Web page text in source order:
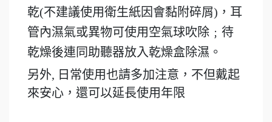
乾(不建議使用衛生紙因會黏附碎屑)，耳
管內濕氣或異物可使用空氣球吹除﹔待
乾燥後連同助聽器放入乾燥盒除濕。
另外, 日常使用也請多加注意，不但戴起
來安心，還可以延長使用年限